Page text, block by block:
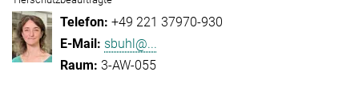
+49 221 37970-930
sbuhl@...
3-AW-055